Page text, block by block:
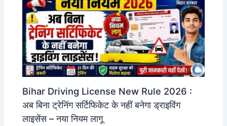
Bihar Driving License New Rule 2026 :
अब बिना ट्रेनिंग सर्टिफिकेट के नहीं बनेगा ड्राइविंग
लाइसेंस – नया नियम लागू